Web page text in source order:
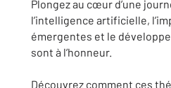
Plongez au cœur d’une
l’intelligence artificielle,
émergentes et le
sont à l’honneur.
Découvrez comment ces